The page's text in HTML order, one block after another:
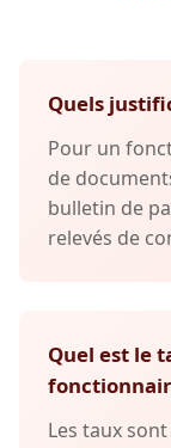
Quels
Pour un
de
bulletin de
relevés de
Quel est le
Les taux